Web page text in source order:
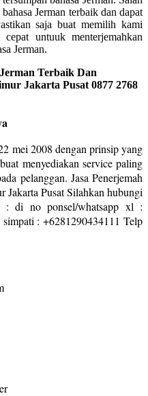
Jerman terbaik dan dapat
saja buat memilih kami
untuuk menterjemahkan
Jerman.
Terbaik Dan
Jakarta Pusat 0877 2768
mei 2008 dengan prinsip yang
menyediakan service paling
pelanggan. Jasa Penerjemah
Jakarta Pusat Silahkan hubungi
: di no ponsel/whatsapp xl :
: +6281290434111 Telp